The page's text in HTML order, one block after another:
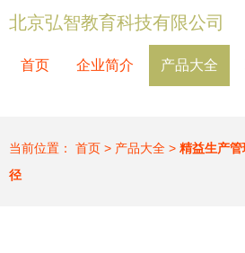
北京弘智教育科技有限公司
首页 企业简介 产品大全
当前位置： 首页 > 产品大全 > 精益生产
径